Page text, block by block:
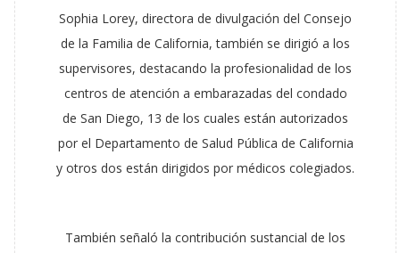
Sophia Lorey, directora de divulgación del Consejo
de la Familia de California, también se dirigió a los
supervisores, destacando la profesionalidad de los
centros de atención a embarazadas del condado
de San Diego, 13 de los cuales están autorizados
por el Departamento de Salud Pública de California
y otros dos están dirigidos por médicos colegiados.
También señaló la contribución sustancial de los